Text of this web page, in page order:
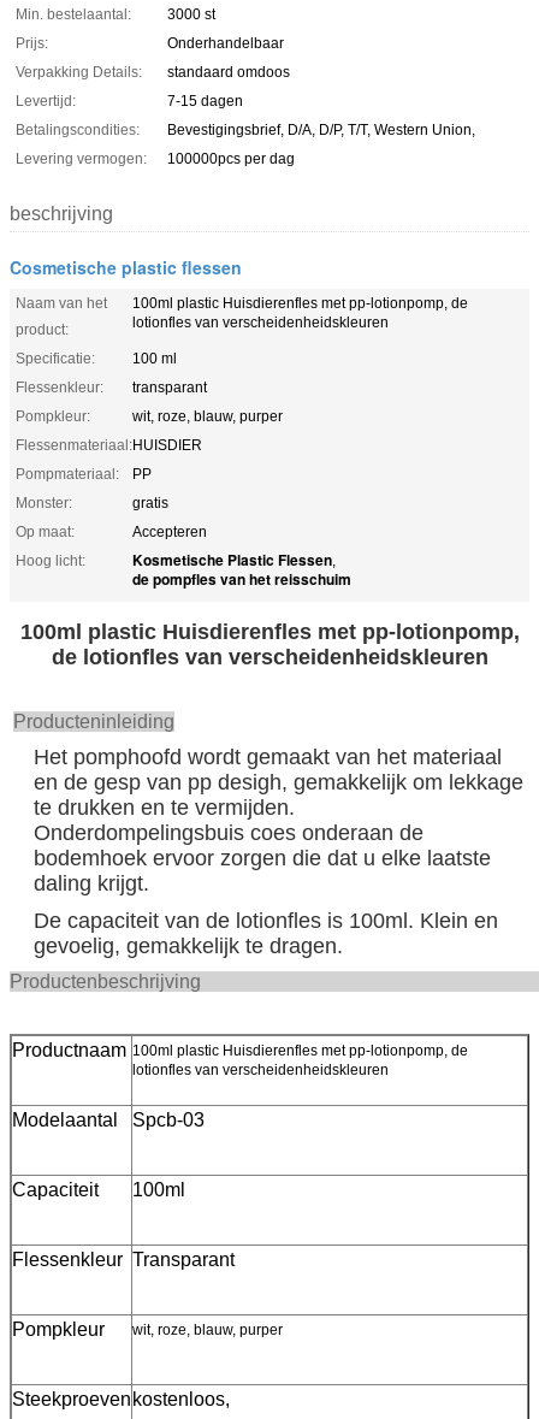
Min. bestelaantal:
3000 st
Prijs:
Onderhandelbaar
Verpakking Details:
standaard omdoos
Levertijd:
7-15 dagen
Betalingscondities:
Bevestigingsbrief, D/A, D/P, T/T, Western Union,
Levering vermogen:
100000pcs per dag
beschrijving
Cosmetische plastic flessen
Naam van het
product:
100ml plastic Huisdierenfles met pp-lotionpomp, de
lotionfles van verscheidenheidskleuren
Specificatie:
100 ml
Flessenkleur:
transparant
Pompkleur:
wit, roze, blauw, purper
Flessenmateriaal:HUISDIER
Pompmateriaal:
PP
Monster:
gratis
Op maat:
Accepteren
Hoog licht:
Kosmetische Plastic Flessen,
de pompfles van het reisschuim
100ml plastic Huisdierenfles met pp-lotionpomp,
de lotionfles van verscheidenheidskleuren
Producteninleiding
Het pomphoofd wordt gemaakt van het materiaal
en de gesp van pp desigh, gemakkelijk om lekkage
te drukken en te vermijden.
Onderdompelingsbuis coes onderaan de
bodemhoek ervoor zorgen die dat u elke laatste
daling krijgt.
De capaciteit van de lotionfles is 100ml. Klein en
gevoelig, gemakkelijk te dragen.
Productnaam 100ml plastic Huisdierenfles met pp-lotionpomp, de
lotionfles van verscheidenheidskleuren
Modelaantal Spcb-03
Capaciteit 100ml
Flessenkleur Transparant
Pompkleur wit, roze, blauw, purper
Steekproeven kostenloos,